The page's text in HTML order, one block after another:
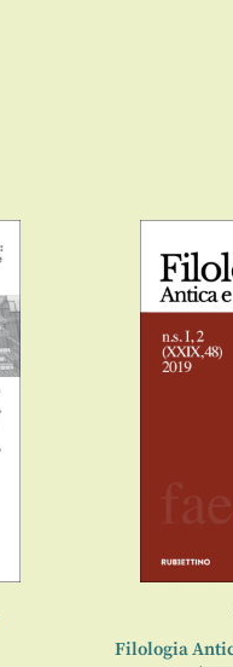
Filologia